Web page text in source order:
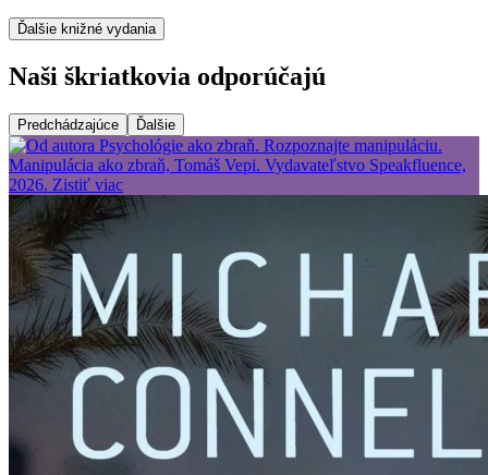
Ďalšie knižné vydania
Naši škriatkovia odporúčajú
Predchádzajúce Ďalšie